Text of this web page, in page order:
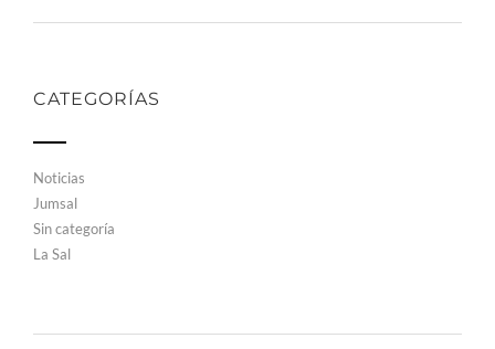
CATEGORÍAS
Noticias
Jumsal
Sin categoría
La Sal